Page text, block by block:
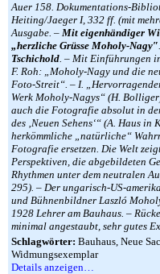
Auer 158. Dokumentations-
Heiting/Jaeger I, 332 ff. (mit
Ausgabe. – Mit eigenhändiger
„herzliche Grüsse Moholy-Nagy″
Tschichold. – Mit Einführungen
F. Roh: „Moholy-Nagy und die
Foto-Streit“. – I.
Werk Moholy-Nagys“ (H.
auch die Fotografie absolut in
des ‚Neuen Sehens‘“ (A. Haus
herkömmliche „natürliche“
Fotografie ersetzen. Die Welt
Perspektiven, die abgebildeten
Rhythmen unter dem neutralen
295). – Der ungarisch-US-
und Bühnenbildner Laszló
1928 Lehrer am Bauhaus. –
minimal angestaubt, sehr gutes
Schlagwörter: Bauhaus, Neue
Widmungsexemplar
Details anzeigen…